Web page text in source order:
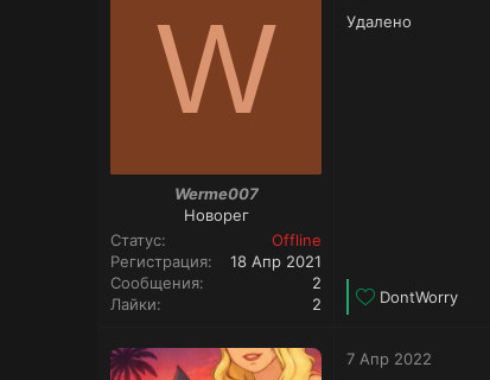
W
Werme007
Новорег
Статус
Offline
Регистрация
18 Апр 2021
Сообщения
2
Лайки
2
Удалено
Л
к
DontWorry
7 Апр 2022